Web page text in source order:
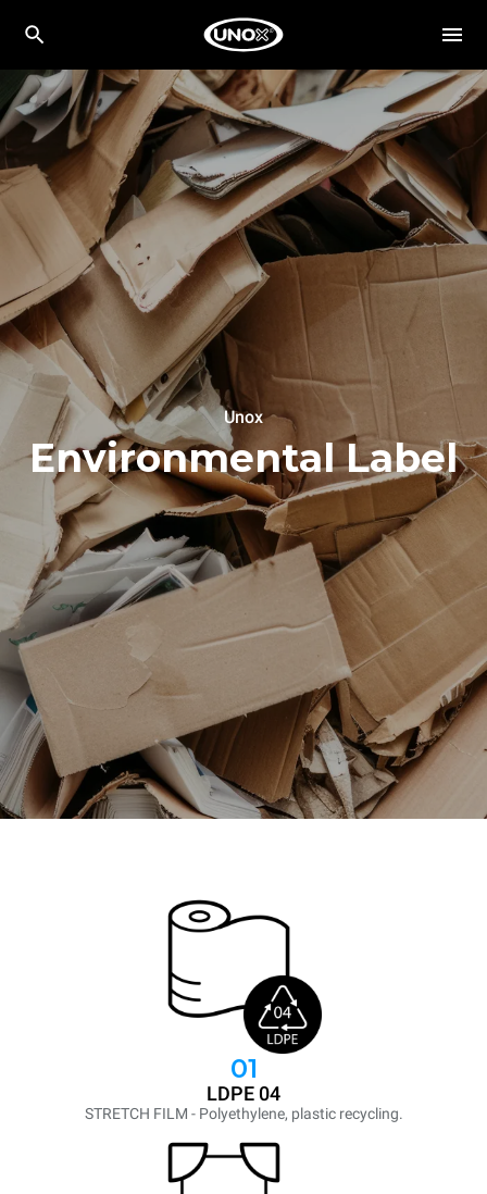
Unox
Environmental Label
01
LDPE 04
STRETCH FILM - Polyethylene, plastic recycling.